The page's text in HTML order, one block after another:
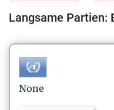
Langsame Partien:
None